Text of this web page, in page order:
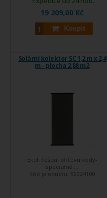
19 209,00 Kč
Koupit
Solární kolektor SC 1,2 m x 2,4
m - plocha 2,88 m2
Ekol. řešení ohřevu vody-
speciálně ...
Kód produktu: 56024100